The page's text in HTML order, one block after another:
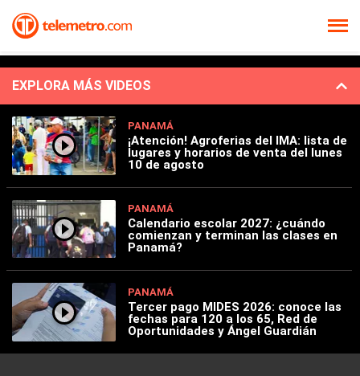
EXPLORA MÁS VIDEOS
PANAMÁ
¡Atención! Agroferias del IMA: lista de
lugares y horarios de venta del lunes
10 de agosto
PANAMÁ
Calendario escolar 2027: ¿cuándo
comienzan y terminan las clases en
Panamá?
PANAMÁ
Tercer pago MIDES 2026: conoce las
fechas para 120 a los 65, Red de
Oportunidades y Ángel Guardián